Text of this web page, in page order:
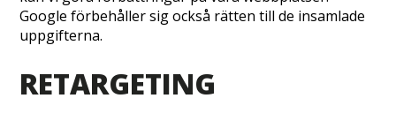
Google förbehåller sig också rätten till de insamlade
uppgifterna.
RETARGETING